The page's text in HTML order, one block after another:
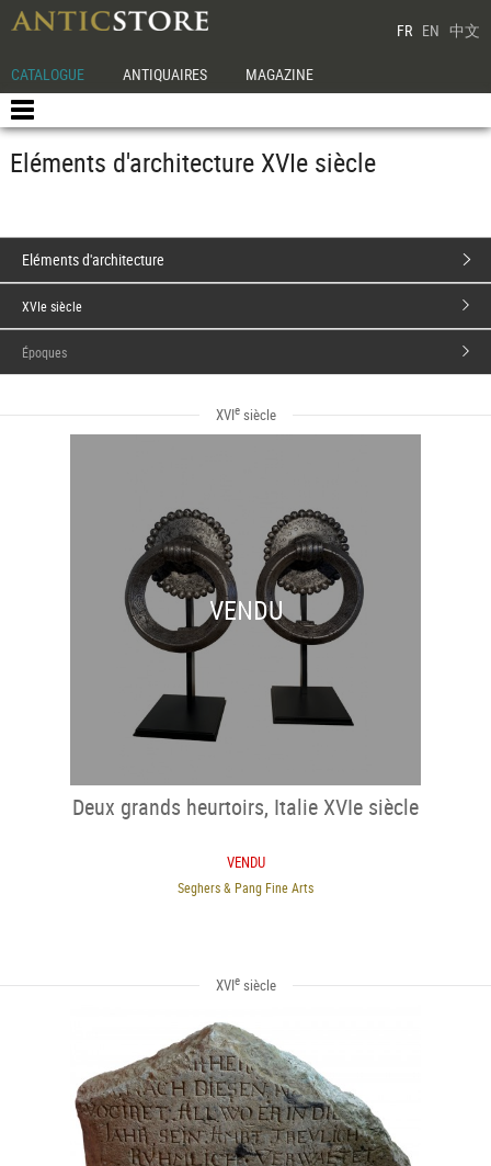
FR EN 中文
CATALOGUE ANTIQUAIRES MAGAZINE
Eléments d'architecture XVIe siècle
Eléments d'architecture
XVIe siècle
Époques
XVIesiècle
VENDU
Deux grands heurtoirs, Italie XVIe siècle
VENDU
Seghers & Pang Fine Arts
XVIesiècle